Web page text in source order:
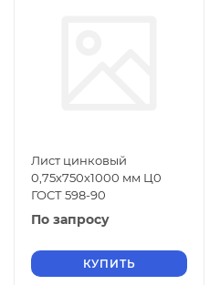
Лист цинковый
0,75х750х1000 мм Ц0
ГОСТ 598-90
По запросу
КУПИТЬ